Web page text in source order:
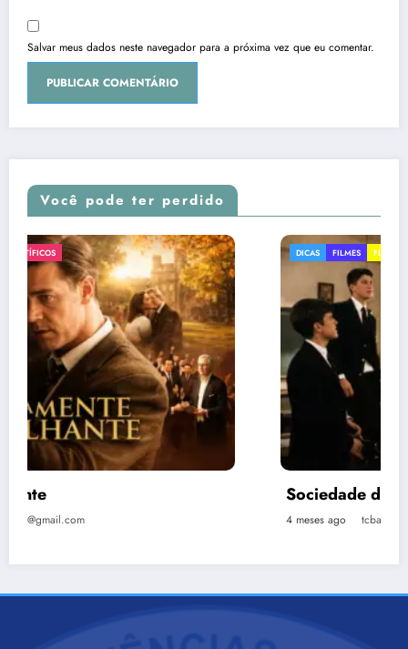
Salvar meus dados neste navegador para a próxima vez que eu comentar.
Você pode ter perdido
DICAS FILMES FILMES LITERÁRIOS
Sociedade dos poetas mortos
tcbandolilegg@gmail.com